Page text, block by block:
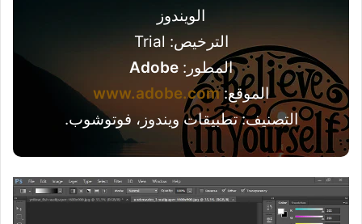
الويندوز
الترخيص: Trial
المطور: Adobe
الموقع:www.adobe.com
التصنيف: تطبيقات ويندوز، فوتوشوب.